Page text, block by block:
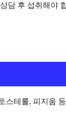
담 후 섭취해야
스테롤, 피지움